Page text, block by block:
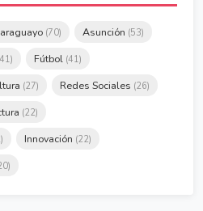
(70) Asunción (53)
Fútbol (41)
(27) Redes Sociales (26)
(22)
Innovación (22)